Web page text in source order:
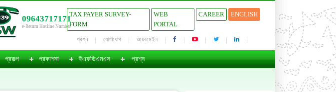
09643717171
e-Return Hotline Number
TAX PAYER SURVEY-
FORM
WEB
PORTAL
CAREER ENGLISH
প্রশ্ন যোগাযোগ ওয়েবমেইল
প্রকল্প প্রকাশনা ইএফডিএমএস প্রশ্ন